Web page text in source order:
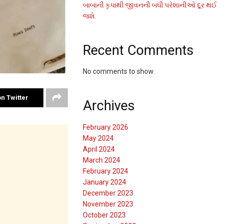
Twitter
બાબાની કૃપાથી જીવનની બધી પરેશાનીઓ દૂર થઈ
જશે.
Recent Comments
No comments to show.
Archives
February 2026
May 2024
April 2024
March 2024
February 2024
January 2024
December 2023
November 2023
October 2023